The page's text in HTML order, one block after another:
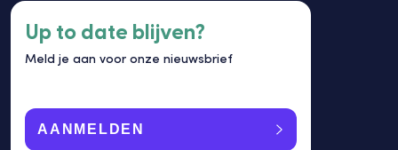
Up to date blijven?
Meld je aan voor onze nieuwsbrief
AANMELDEN